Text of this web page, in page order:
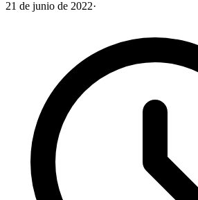
21 de junio de 2022·